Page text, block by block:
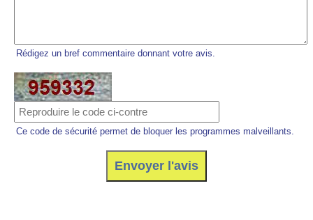
Rédigez un bref commentaire donnant votre avis.
Ce code de sécurité permet de bloquer les programmes malveillants.